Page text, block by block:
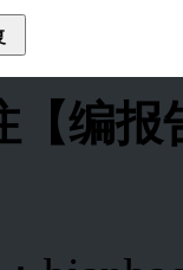
【编报